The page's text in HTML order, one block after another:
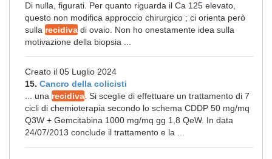
Di nulla, figurati. Per quanto riguarda il Ca 125 elevato,
questo non modifica approccio chirurgico ; ci orienta però
sulla recidiva di ovaio. Non ho onestamente idea sulla
motivazione della biopsia ...
Creato il 05 Luglio 2024
15. Cancro della colicisti
... una recidiva . Si sceglie di effettuare un trattamento di 7
cicli di chemioterapia secondo lo schema CDDP 50 mg/mq
Q3W + Gemcitabina 1000 mg/mq gg 1,8 QeW. In data
24/07/2013 conclude il trattamento e la ...